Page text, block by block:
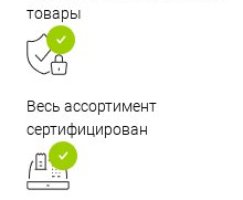
товары
Весь ассортимент
сертифицирован